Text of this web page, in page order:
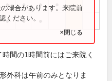
● ● ●
● ●
場合があります。来院前
ください。
×閉じる
間の1時間前にはご来院く
外科は午前のみとなりま